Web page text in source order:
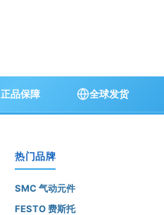
正品保障 全球发货
热门品牌
SMC 气动元件
FESTO 费斯托